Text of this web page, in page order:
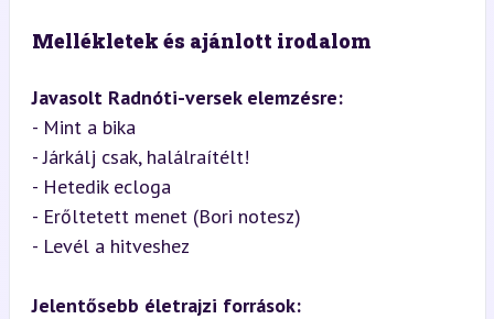
Mellékletek és ajánlott irodalom
Javasolt Radnóti-versek elemzésre:
- Mint a bika
- Járkálj csak, halálraítélt!
- Hetedik ecloga
- Erőltetett menet (Bori notesz)
- Levél a hitveshez
Jelentősebb életrajzi források: